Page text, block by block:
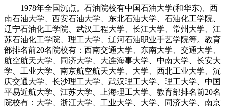
1978年全国沉点。石油院校有中国石油大学(和华东)、西
南石油大学、西安石油大学、东北石油大学、石油化工学院、
辽宁石油化工学院、武汉工程大学、长江大学、常州大学、江
苏石油化工学院、理工大学、辽河石油职业手艺学院等。教育
部排名前20名院校有：西南交通大学、东南大学、交通大学、
航空航天大学、同济大学、大连海事大学、中南大学、长安大
学、工业大学、南京航空航天大学、大学、西北工业大学、沉
庆交通大学、长沙理工大学、武汉理工大学、理工大学、中国
平易近航大学、江苏大学、上海理工大学。教育部排名前20名
院校有：大学、浙江大学、工业大学、大学、同济大学、南京